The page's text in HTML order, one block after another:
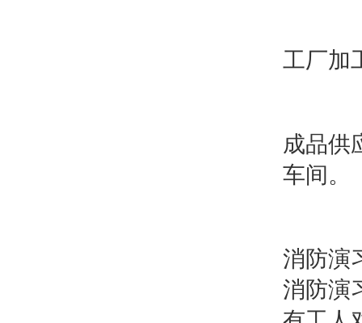
工厂加
成品供
车间。
消防
消防演